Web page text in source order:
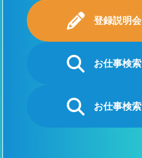
登録説明会
お仕事検索
お仕事検索